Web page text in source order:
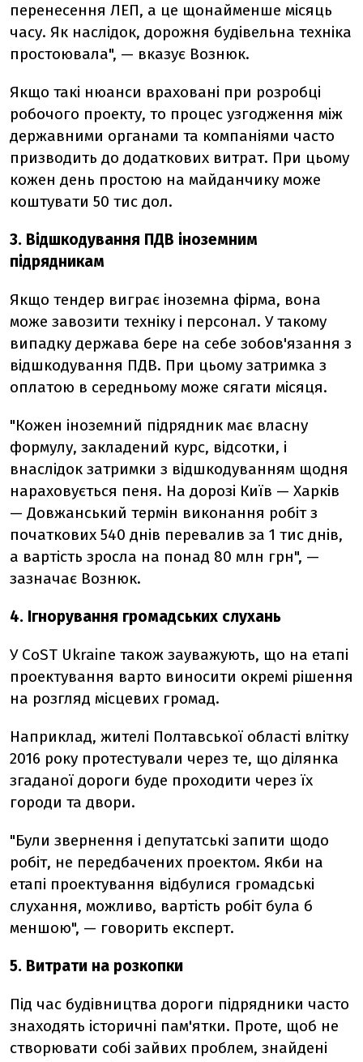
перенесення ЛЕП, а це щонайменше місяць
часу. Як наслідок, дорожня будівельна техніка
простоювала", — вказує Вознюк.
Якщо такі нюанси враховані при розробці
робочого проекту, то процес узгодження між
державними органами та компаніями часто
призводить до додаткових витрат. При цьому
кожен день простою на майданчику може
коштувати 50 тис дол.
3. Відшкодування ПДВ іноземним
підрядникам
Якщо тендер виграє іноземна фірма, вона
може завозити техніку і персонал. У такому
випадку держава бере на себе зобов'язання з
відшкодування ПДВ. При цьому затримка з
оплатою в середньому може сягати місяця.
"Кожен іноземний підрядник має власну
формулу, закладений курс, відсотки, і
внаслідок затримки з відшкодуванням щодня
нараховується пеня. На дорозі Київ — Харків
— Довжанський термін виконання робіт з
початкових 540 днів перевалив за 1 тис днів,
а вартість зросла на понад 80 млн грн", —
зазначає Вознюк.
4. Ігнорування громадських слухань
У CoST Ukraine також зауважують, що на етапі
проектування варто виносити окремі рішення
на розгляд місцевих громад.
Наприклад, жителі Полтавської області влітку
2016 року протестували через те, що ділянка
згаданої дороги буде проходити через їх
городи та двори.
"Були звернення і депутатські запити щодо
робіт, не передбачених проектом. Якби на
етапі проектування відбулися громадські
слухання, можливо, вартість робіт була б
меншою", — говорить експерт.
5. Витрати на розкопки
Під час будівництва дороги підрядники часто
знаходять історичні пам'ятки. Проте, щоб не
створювати собі зайвих проблем, знайдені